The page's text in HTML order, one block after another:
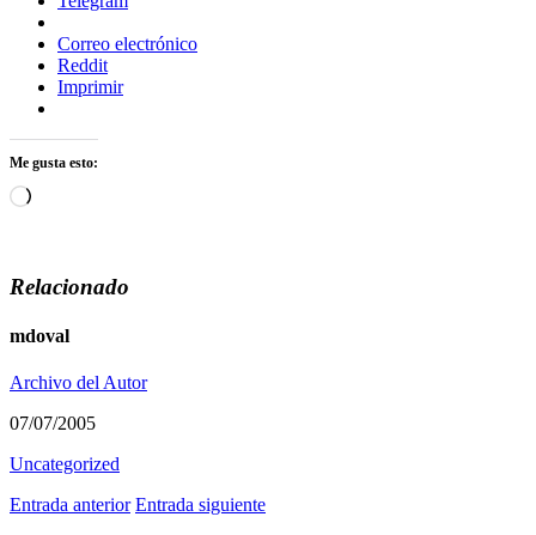
Correo electrónico
Reddit
Imprimir
Me gusta esto:
Cargando...
Relacionado
mdoval
Archivo del Autor
07/07/2005
Uncategorized
Entrada anterior Entrada siguiente